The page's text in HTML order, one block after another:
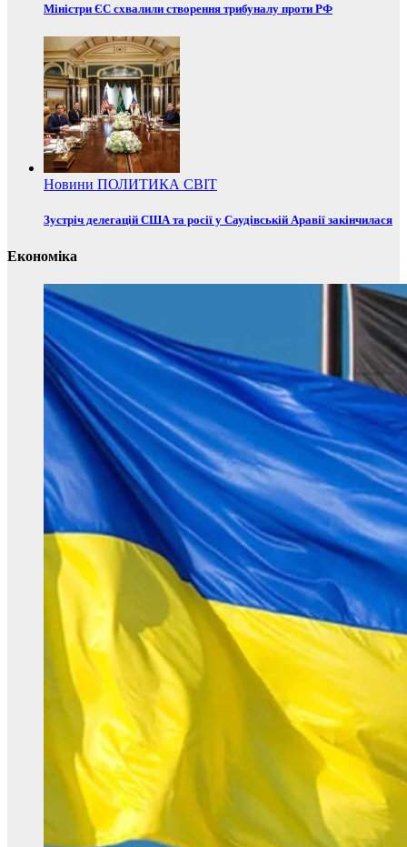
Міністри ЄС схвалили створення трибуналу проти РФ
Новини ПОЛИТИКА СВІТ
Зустріч делегацій США та росії у Саудівській Аравії закінчилася
Економіка